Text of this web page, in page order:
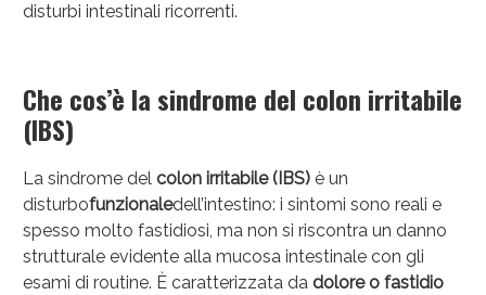
disturbi intestinali ricorrenti.
Che cos’è la sindrome del colon irritabile
(IBS)
La sindrome del colon irritabile (IBS)è un
disturbofunzionaledell’intestino: i sintomi sono reali e
spesso molto fastidiosi, ma non si riscontra un danno
strutturale evidente alla mucosa intestinale con gli
esami di routine. È caratterizzata da dolore o fastidio
Sconto fino al 55% disponibile oggi!